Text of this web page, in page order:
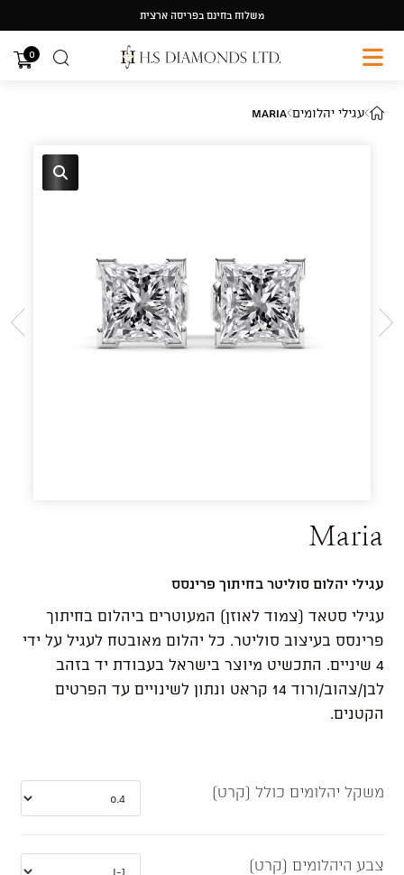
content
משלוח בחינם בפריסה ארצית
0
עגילי יהלומים Maria
Maria
עגילי יהלום סוליטר בחיתוך פרינסס
עגילי סטאד (צמוד לאוזן) המעוטרים ביהלום בחיתוך
פרינסס בעיצוב סוליטר. כל יהלום מאובטח לעגיל על ידי
4 שיניים. התכשיט מיוצר בישראל בעבודת יד בזהב
לבן/צהוב/ורוד 14 קראט ונתון לשינויים עד הפרטים
הקטנים.
משקל יהלומים כולל (קרט)
צבע היהלומים (קרט)